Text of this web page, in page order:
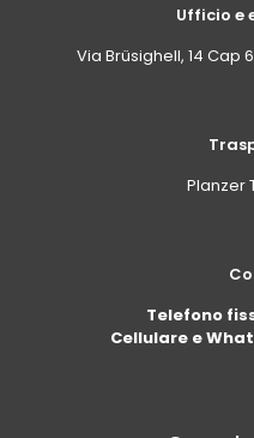
Ufficio e
Via Brüsighell, 14 Cap
Planzer
Telefono
Cellulare e